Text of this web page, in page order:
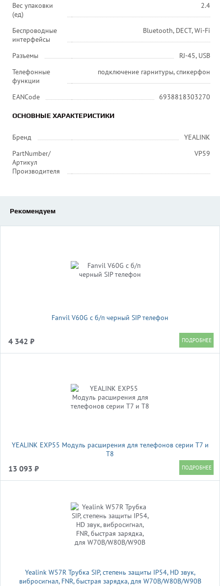
Вес упаковки
(ед)
2.4
Беспроводные
интерфейсы
Bluetooth, DECT, Wi-Fi
Разъемы
RJ-45, USB
Телефонные
функции
подключение гарнитуры, спикерфон
EANCode 6938818303270
ОСНОВНЫЕ ХАРАКТЕРИСТИКИ
Бренд
YEALINK
PartNumber/
Артикул
Производителя
VP59
Рекомендуем
Fanvil V60G c б/п черный SIP телефон
4 342 ₽
YEALINK EXP55 Модуль расширения для телефонов серии Т7 и
T8
13 093 ₽
Yealink W57R Трубка SIP, степень защиты IP54, HD звук,
вибросигнал, FNR, быстрая зарядка, для W70B/W80B/W90B